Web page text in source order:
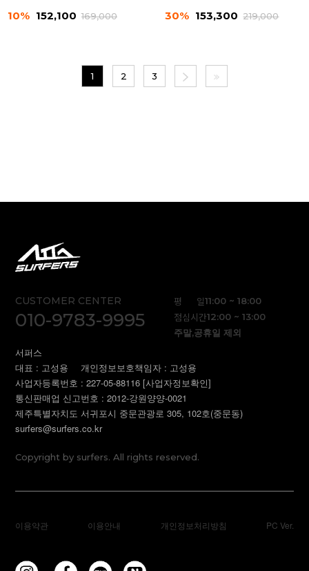
10% 152,100 169,000 30% 153,300 219,000
1 2 3
CUSTOMER CENTER
010-9783-9995
평 일11:00 ~ 18:00
점심시간12:00 ~ 13:00
주말,공휴일 제외
서퍼스
대표 : 고성용
개인정보보호책임자 : 고성용
사업자등록번호 : 227-05-88116[사업자정보확인]
통신판매업 신고번호 : 2012-강원양양-0021
제주특별자치도 서귀포시 중문관광로 305, 102호(중문동)
surfers@surfers.co.kr
Copyright by surfers. All rights reserved.
이용약관 이용안내 개인정보처리방침 PC Ver.